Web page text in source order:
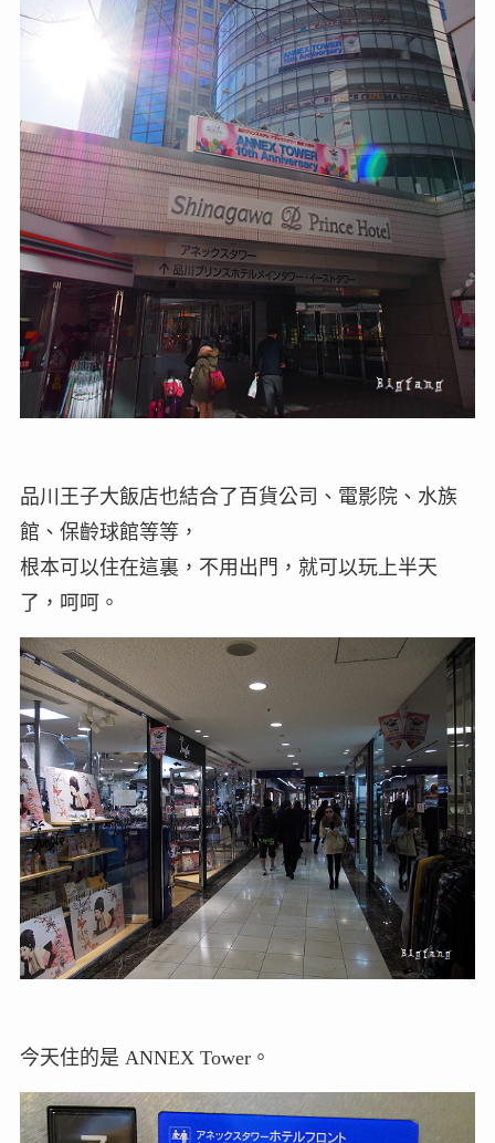
品川王子大飯店也結合了百貨公司、電影院、水族
館、保齡球館等等，
根本可以住在這裏，不用出門，就可以玩上半天
了，呵呵。
今天住的是 ANNEX Tower。